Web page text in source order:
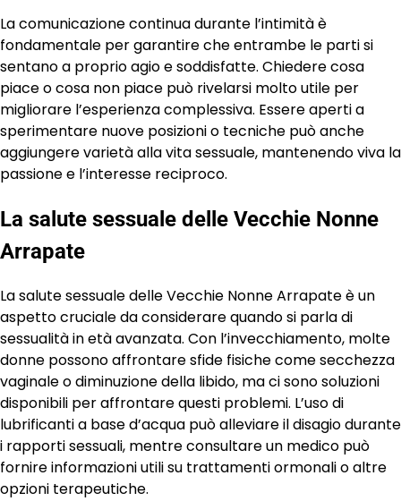
La comunicazione continua durante l’intimità è
fondamentale per garantire che entrambe le parti si
sentano a proprio agio e soddisfatte. Chiedere cosa
piace o cosa non piace può rivelarsi molto utile per
migliorare l’esperienza complessiva. Essere aperti a
sperimentare nuove posizioni o tecniche può anche
aggiungere varietà alla vita sessuale, mantenendo viva la
passione e l’interesse reciproco.
La salute sessuale delle Vecchie Nonne
Arrapate
La salute sessuale delle Vecchie Nonne Arrapate è un
aspetto cruciale da considerare quando si parla di
sessualità in età avanzata. Con l’invecchiamento, molte
donne possono affrontare sfide fisiche come secchezza
vaginale o diminuzione della libido, ma ci sono soluzioni
disponibili per affrontare questi problemi. L’uso di
lubrificanti a base d’acqua può alleviare il disagio durante
i rapporti sessuali, mentre consultare un medico può
fornire informazioni utili su trattamenti ormonali o altre
opzioni terapeutiche.